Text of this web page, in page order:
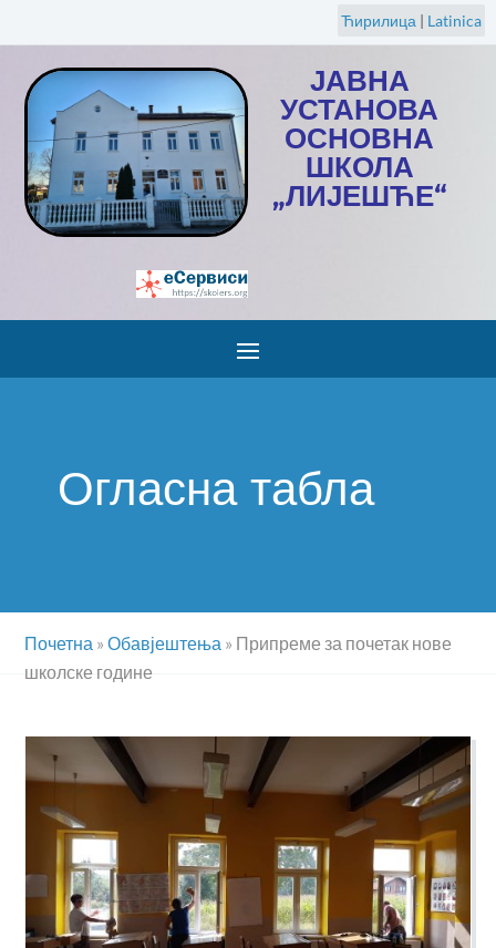
Ћирилица | Latinica
ЈАВНА
УСТАНОВА
ОСНОВНА
ШКОЛА
„ЛИЈЕШЋЕ“
Огласна табла
Почетна »Обавјештења » Припреме за почетак нове
школске године